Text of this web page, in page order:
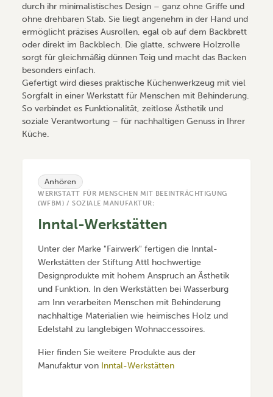
durch ihr minimalistisches Design – ganz ohne Griffe und
ohne drehbaren Stab. Sie liegt angenehm in der Hand und
ermöglicht präzises Ausrollen, egal ob auf dem Backbrett
oder direkt im Backblech. Die glatte, schwere Holzrolle
sorgt für gleichmäßig dünnen Teig und macht das Backen
besonders einfach.
Gefertigt wird dieses praktische Küchenwerkzeug mit viel
Sorgfalt in einer Werkstatt für Menschen mit Behinderung.
So verbindet es Funktionalität, zeitlose Ästhetik und
soziale Verantwortung – für nachhaltigen Genuss in Ihrer
Küche.
Anhören
WERKSTATT FÜR MENSCHEN MIT BEEINTRÄCHTIGUNG
(WFBM) / SOZIALE MANUFAKTUR:
Inntal-Werkstätten
Unter der Marke "Fairwerk" fertigen die Inntal-
Werkstätten der Stiftung Attl hochwertige
Designprodukte mit hohem Anspruch an Ästhetik
und Funktion. In den Werkstätten bei Wasserburg
am Inn verarbeiten Menschen mit Behinderung
nachhaltige Materialien wie heimisches Holz und
Edelstahl zu langlebigen Wohnaccessoires.
Hier finden Sie weitere Produkte aus der
Manufaktur von Inntal-Werkstätten